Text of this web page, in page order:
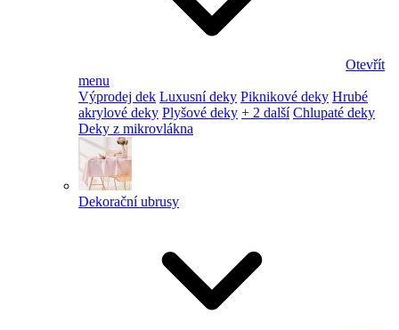
Otevřít
menu
Výprodej dek Luxusní deky Piknikové deky Hrubé
akrylové deky Plyšové deky + 2 další Chlupaté deky
Deky z mikrovlákna
Dekorační ubrusy